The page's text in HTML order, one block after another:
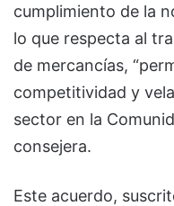
cumplimiento de la
lo que respecta al
de mercancías,
competitividad y
sector en la
consejera.
Este acuerdo,